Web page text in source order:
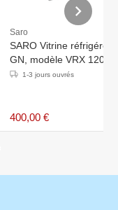
Saro
SARO Vitrine réfrigérée
GN, modèle VRX 1200/
1-3 jours ouvrés
400,00 €